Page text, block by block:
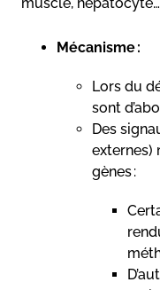
Mécanisme :
Lors du
sont
Des
externes)
gènes :